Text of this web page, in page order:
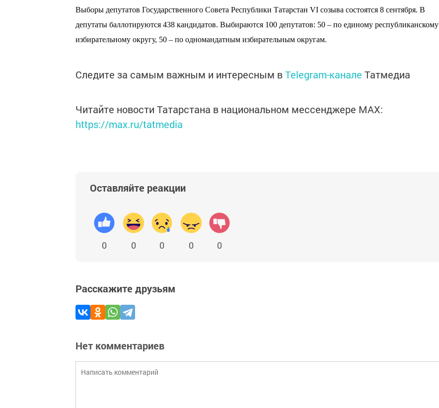
Выборы депутатов Государственного Совета Республики Татарстан VI созыва состоятся 8 сентября. В
депутаты баллотируются 438 кандидатов. Выбираются 100 депутатов: 50 – по единому республиканскому
избирательному округу, 50 – по одномандатным избирательным округам.
Следите за самым важным и интересным вTelegram-канале Татмедиа
Читайте новости Татарстана в национальном мессенджере MАХ:
https://max.ru/tatmedia
Оставляйте реакции
0 0 0 0 0
Расскажите друзьям
Нет комментариев